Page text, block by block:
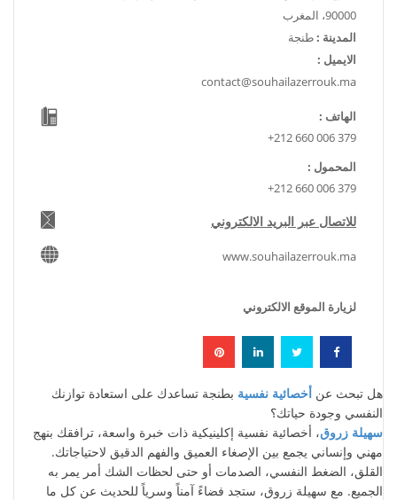
90000، المغرب
المدينة : طنجة
الايميل :
contact@souhailazerrouk.ma
الهاتف :
+212 660 006 379
المحمول :
+212 660 006 379
للاتصال عبر البريد الالكتروني
www.souhailazerrouk.ma
لزيارة الموقع الالكتروني
هل تبحث عن أخصائية نفسية بطنجة تساعدك على استعادة توازنك
النفسي وجودة حياتك؟
سهيلة زروق، أخصائية نفسية إكلينيكية ذات خبرة واسعة، ترافقك بنهج
مهني وإنساني يجمع بين الإصغاء العميق والفهم الدقيق لاحتياجاتك.
القلق، الضغط النفسي، الصدمات أو حتى لحظات الشك أمر يمر به
الجميع. مع سهيلة زروق، ستجد فضاءً آمناً وسرياً للحديث عن كل ما